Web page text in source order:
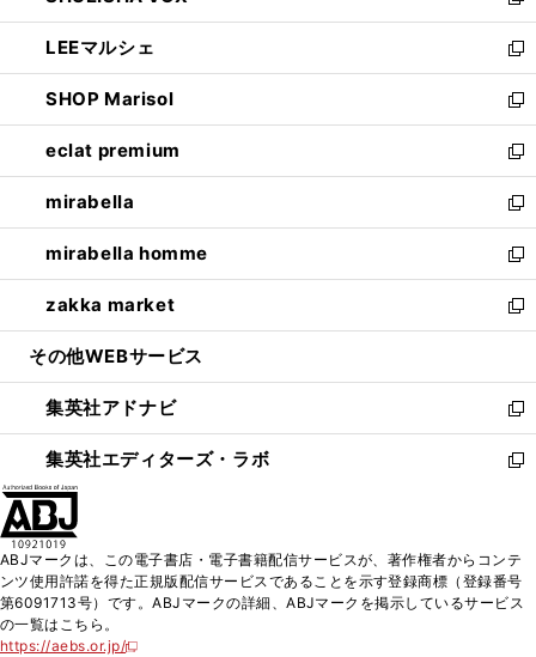
開
く
ウ
で
開
く
ン
ド
ウ
で
開
く
ウ
ィ
ン
ド
ウ
で
開
く
し
い
ウ
ィ
ン
ド
ウ
で
開
く
LEEマルシェ
新
し
い
ウ
ィ
ン
ド
ウ
で
開
く
SHOP Marisol
新
し
い
ウ
ィ
ン
ド
ウ
で
開
eclat premium
新
し
い
ウ
ィ
ン
ド
ウ
開
く
mirabella
新
し
い
ウ
ィ
ン
ウ
で
開
く
mirabella homme
新
し
い
ウ
ン
ド
ウ
で
zakka market
新
し
ウ
ィ
ン
ド
く
その他WEBサービス
集英社アドナビ
新
し
い
ド
ウ
で
集英社エディターズ・ラボ
新
ィ
ン
ド
ABJマークは、この電子書店・電子書籍配信サービスが、著作権者からコンテ
ンツ使用許諾を得た正規版配信サービスであることを示す登録商標（登録番号
第6091713号）です。ABJマークの詳細、ABJマークを掲示しているサービス
の一覧はこちら。
https://aebs.or.jp/
新